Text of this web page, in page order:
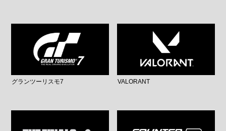
グランツーリスモ7 VALORANT